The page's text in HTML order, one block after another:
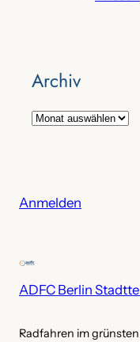
Archiv
A
i
Anmelden
ADFC Berlin
Radfahren im